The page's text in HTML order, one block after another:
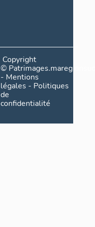
Copyright
©
- Mentions
légales - Politiques
de
confidentialité